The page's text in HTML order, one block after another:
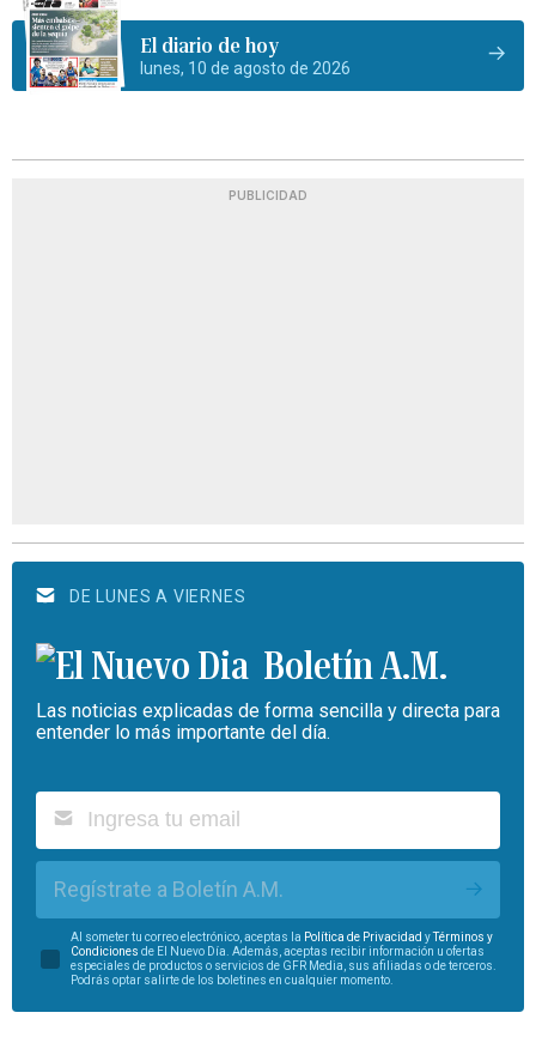
El diario de hoy
lunes, 10 de agosto de 2026
PUBLICIDAD
DE LUNES A VIERNES
Boletín A.M.
Las noticias explicadas de forma sencilla y directa para
entender lo más importante del día.
Regístrate a Boletín A.M.
Al someter tu correo electrónico, aceptas la Política de Privacidad yTérminos y
Condiciones de El Nuevo Día. Además, aceptas recibir información u ofertas
especiales de productos o servicios de GFR Media, sus afiliadas o de terceros.
Podrás optar salirte de los boletines en cualquier momento.